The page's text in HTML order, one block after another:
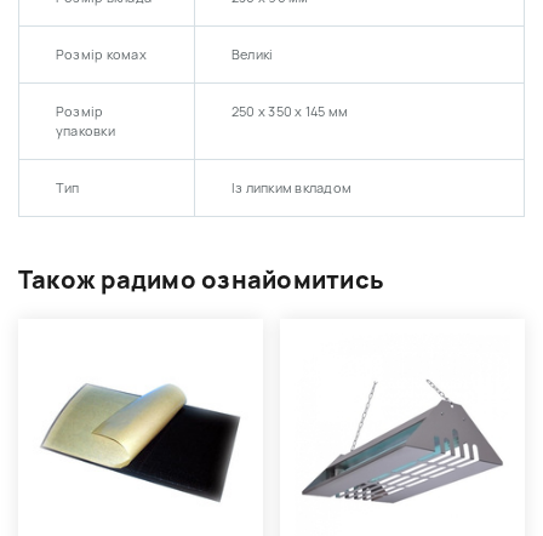
Розмір комах Великі
Розмір
упаковки
250 х 350 х 145 мм
Тип Із липким вкладом
Також радимо ознайомитись